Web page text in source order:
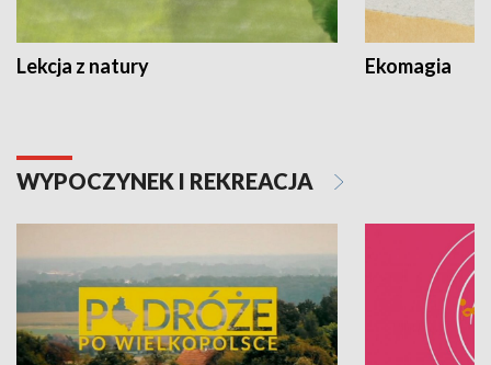
Lekcja z natury Ekomagia
WYPOCZYNEK I REKREACJA